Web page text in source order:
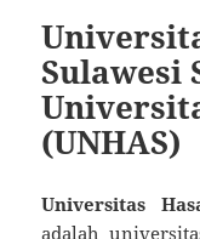
Sulawesi
(UNHAS)
Universitas
adalah